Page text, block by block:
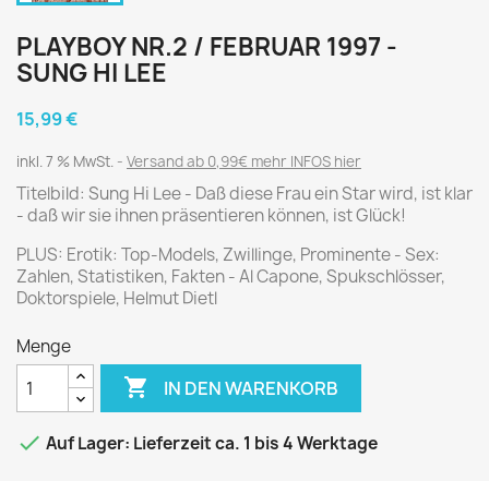
PLAYBOY NR.2 / FEBRUAR 1997 -
SUNG HI LEE
15,99 €
inkl. 7 % MwSt. Versand ab 0,99€ mehr INFOS hier
Titelbild: Sung Hi Lee - Daß diese Frau ein Star wird, ist klar
- daß wir sie ihnen präsentieren können, ist Glück!
PLUS: Erotik: Top-Models, Zwillinge, Prominente - Sex:
Zahlen, Statistiken, Fakten - Al Capone, Spukschlösser,
Doktorspiele, Helmut Dietl
Menge
 IN DEN WARENKORB
 Auf Lager: Lieferzeit ca. 1 bis 4 Werktage